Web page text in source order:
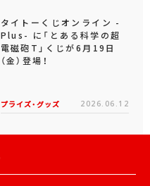
タイトーくじオンライン -
Plus- に「とある科学の超
電磁砲T」くじが6月19日
（金）登場！
プライズ・グッズ 2026.06.12